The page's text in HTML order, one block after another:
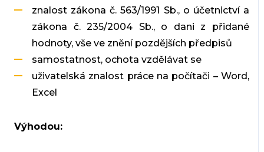
znalost zákona č. 563/1991 Sb., o účetnictví a
zákona č. 235/2004 Sb., o dani z přidané
hodnoty, vše ve znění pozdějších předpisů
samostatnost, ochota vzdělávat se
uživatelská znalost práce na počítači – Word,
Excel
Výhodou: